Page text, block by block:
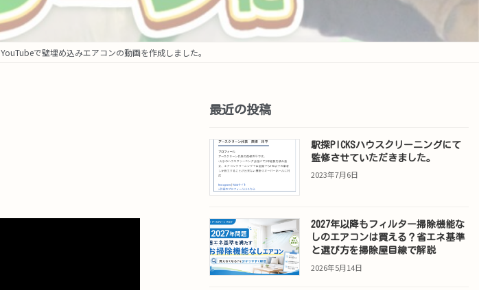
:
YouTubeで壁埋め込みエアコンの動画を作成しました。
最近の投稿
駅探PICKSハウスクリーニングにて
監修させていただきました。
2023年7月6日
2027年以降もフィルター掃除機能な
しのエアコンは買える？省エネ基準
と選び方を掃除屋目線で解説
2026年5月14日